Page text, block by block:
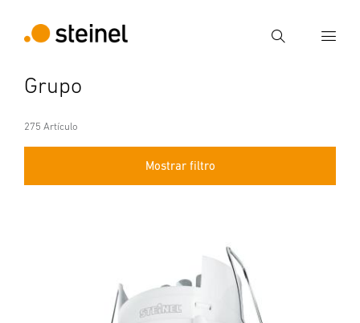
Búsqueda
Grupo
275 Artículo
Mostrar filtro